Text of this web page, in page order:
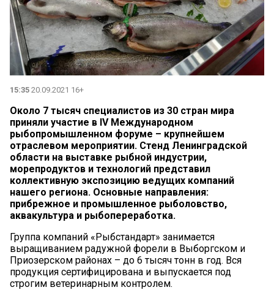
15:35 20.09.2021 16+
Около 7 тысяч специалистов из 30 стран мира
приняли участие в IV Международном
рыбопромышленном форуме – крупнейшем
отраслевом мероприятии. Стенд Ленинградской
области на выставке рыбной индустрии,
морепродуктов и технологий представил
коллективную экспозицию ведущих компаний
нашего региона. Основные направления:
прибрежное и промышленное рыболовство,
аквакультура и рыбопереработка.
Группа компаний «Рыбстандарт» занимается
выращиванием радужной форели в Выборгском и
Приозерском районах – до 6 тысяч тонн в год. Вся
продукция сертифицирована и выпускается под
строгим ветеринарным контролем.